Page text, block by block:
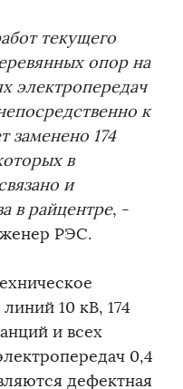
текущего
опор на
электропередач
к
заменено 174
в
и
в райцентре, -
РЭС.
10 кВ, 174
и всех
0,4
дефектная